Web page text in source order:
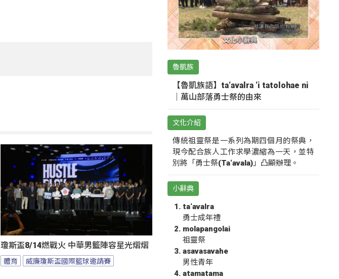
瓊斯盃8/14燃戰火 中華男籃陣容星光熠熠
體育 威廉瓊斯盃國際籃球邀請賽
魯凱族
【魯凱族語】ta‘avalra ‘i tatolohae ni
｜萬山部落勇士祭的由來
文化介紹
傳統祖靈祭是一系列為期四個月的祭典，
現今配合族人工作求學濃縮為一天，並特
別將「勇士祭(Ta‘avala)」凸顯辦理。
小辭典
ta‘avalra
勇士成年禮
molapangolai
祖靈祭
asavasavahe
男性青年
atamatama